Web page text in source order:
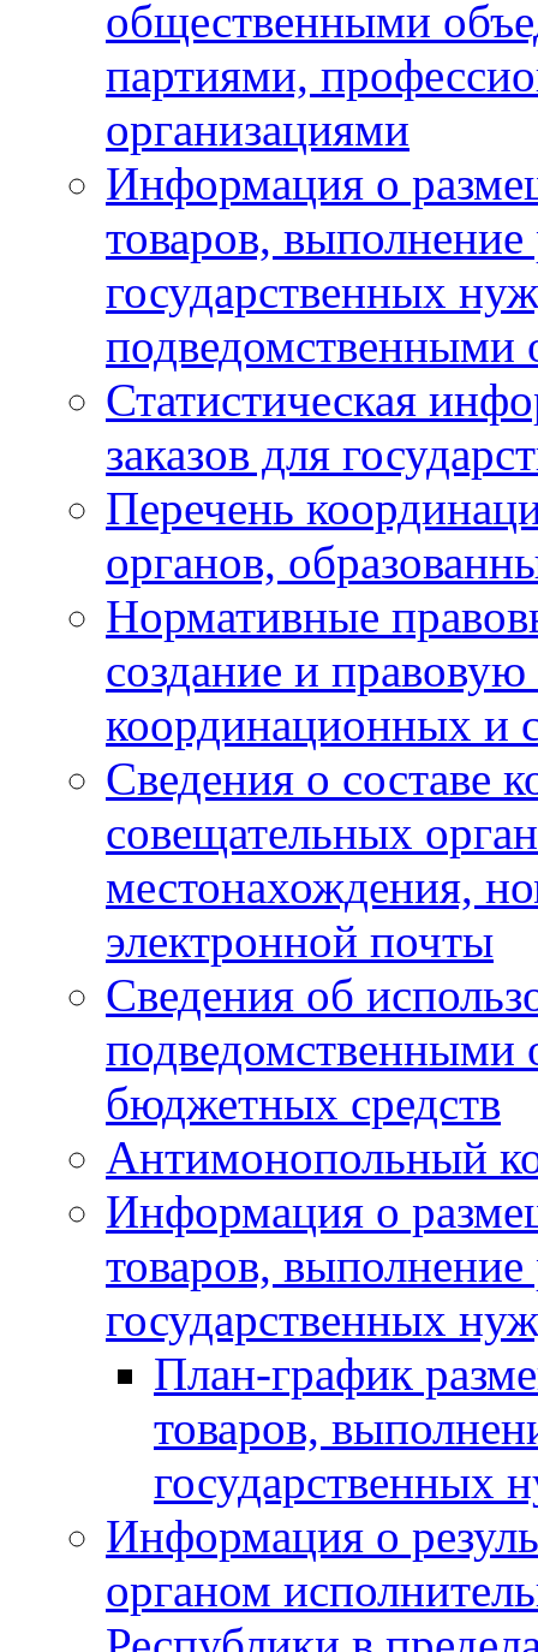
общественными
партиями,
организациями
Информация о
товаров, выполнение
государственных
подведомственными
Статистическая
заказов для
Перечень
органов,
Нормативные
создание и
координационных и
Сведения о составе
совещательных
местонахождения,
электронной почты
Сведения об
подведомственными
бюджетных средств
Антимонопольный
Информация о
товаров, выполнение
государственных
План-график
товаров,
государственных
Информация о
органом